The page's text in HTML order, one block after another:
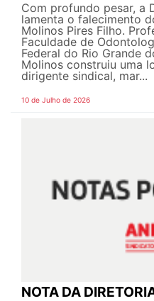
Com profundo pesar, a
lamenta o falecimento
Molinos Pires Filho.
Faculdade de
Federal do Rio Grande
Molinos construiu uma
dirigente sindical, mar...
10 de Julho de 2026
NOTA DA